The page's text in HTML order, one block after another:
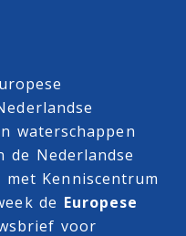
waterschappen
de Nederlandse
met Kenniscentrum
de Europese
voor